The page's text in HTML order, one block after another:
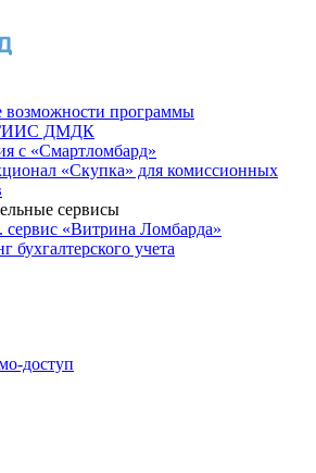
программы
ДМДК
с «Смартломбард»
«Скупка» для комиссионных
сервисы
сервис «Витрина Ломбарда»
бухгалтерского учета
-доступ